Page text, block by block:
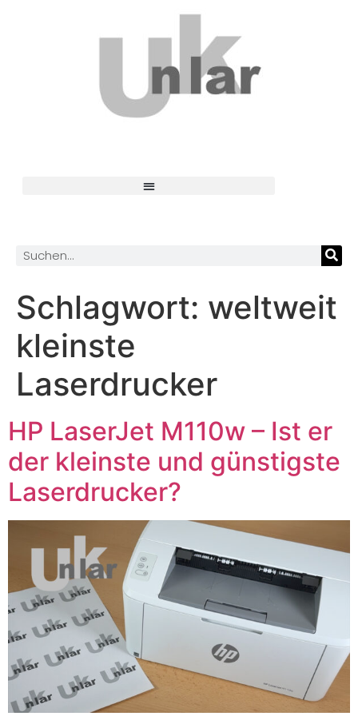
Schlagwort: weltweit
kleinste
Laserdrucker
HP LaserJet M110w – Ist er
der kleinste und günstigste
Laserdrucker?